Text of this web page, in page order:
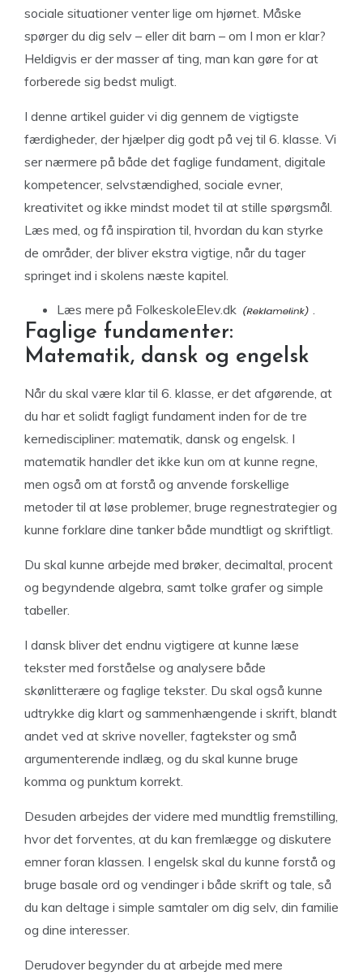
sociale situationer venter lige om hjørnet. Måske
spørger du dig selv – eller dit barn – om I mon er klar?
Heldigvis er der masser af ting, man kan gøre for at
forberede sig bedst muligt.
I denne artikel guider vi dig gennem de vigtigste
færdigheder, der hjælper dig godt på vej til 6. klasse. Vi
ser nærmere på både det faglige fundament, digitale
kompetencer, selvstændighed, sociale evner,
kreativitet og ikke mindst modet til at stille spørgsmål.
Læs med, og få inspiration til, hvordan du kan styrke
de områder, der bliver ekstra vigtige, når du tager
springet ind i skolens næste kapitel.
Læs mere på FolkeskoleElev.dk
Faglige fundamenter:
Matematik, dansk og engelsk
Når du skal være klar til 6. klasse, er det afgørende, at
du har et solidt fagligt fundament inden for de tre
kernediscipliner: matematik, dansk og engelsk. I
matematik handler det ikke kun om at kunne regne,
men også om at forstå og anvende forskellige
metoder til at løse problemer, bruge regnestrategier og
kunne forklare dine tanker både mundtligt og skriftligt.
Du skal kunne arbejde med brøker, decimaltal, procent
og begyndende algebra, samt tolke grafer og simple
tabeller.
I dansk bliver det endnu vigtigere at kunne læse
tekster med forståelse og analysere både
skønlitterære og faglige tekster. Du skal også kunne
udtrykke dig klart og sammenhængende i skrift, blandt
andet ved at skrive noveller, fagtekster og små
argumenterende indlæg, og du skal kunne bruge
komma og punktum korrekt.
Desuden arbejdes der videre med mundtlig fremstilling,
hvor det forventes, at du kan fremlægge og diskutere
emner foran klassen. I engelsk skal du kunne forstå og
bruge basale ord og vendinger i både skrift og tale, så
du kan deltage i simple samtaler om dig selv, din familie
og dine interesser.
Derudover begynder du at arbejde med mere